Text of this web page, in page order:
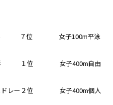
形 ７位 女子100m平泳
形 １位 女子400m自由
レー２位 女子400m個人